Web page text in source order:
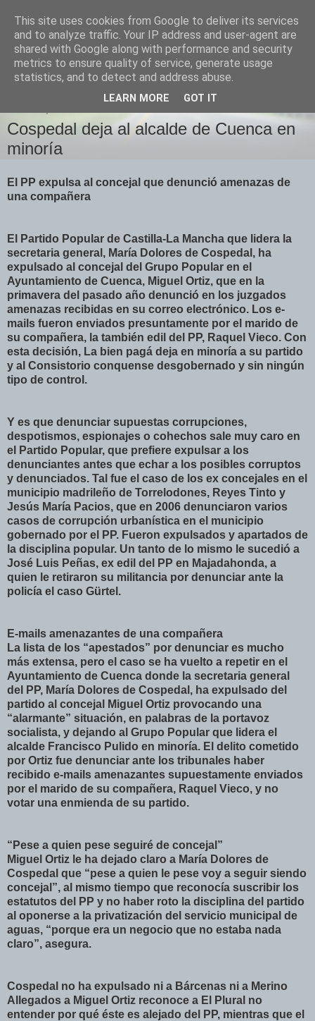
Izquierda Plural
Desde Cuenca para el mundo
Cospedal deja al alcalde de Cuenca en
minoría
El PP expulsa al concejal que denunció amenazas de
una compañera
El Partido Popular de Castilla-La Mancha que lidera la
secretaria general, María Dolores de Cospedal, ha
expulsado al concejal del Grupo Popular en el
Ayuntamiento de Cuenca, Miguel Ortiz, que en la
primavera del pasado año denunció en los juzgados
amenazas recibidas en su correo electrónico. Los e-
mails fueron enviados presuntamente por el marido de
su compañera, la también edil del PP, Raquel Vieco. Con
esta decisión, La bien pagá deja en minoría a su partido
y al Consistorio conquense desgobernado y sin ningún
tipo de control.
Y es que denunciar supuestas corrupciones,
despotismos, espionajes o cohechos sale muy caro en
el Partido Popular, que prefiere expulsar a los
denunciantes antes que echar a los posibles corruptos
y denunciados. Tal fue el caso de los ex concejales en el
municipio madrileño de Torrelodones, Reyes Tinto y
Jesús María Pacios, que en 2006 denunciaron varios
casos de corrupción urbanística en el municipio
gobernado por el PP. Fueron expulsados y apartados de
la disciplina popular. Un tanto de lo mismo le sucedió a
José Luis Peñas, ex edil del PP en Majadahonda, a
quien le retiraron su militancia por denunciar ante la
policía el caso Gürtel.
E-mails amenazantes de una compañera
La lista de los “apestados” por denunciar es mucho
más extensa, pero el caso se ha vuelto a repetir en el
Ayuntamiento de Cuenca donde la secretaria general
del PP, María Dolores de Cospedal, ha expulsado del
partido al concejal Miguel Ortiz provocando una
“alarmante” situación, en palabras de la portavoz
socialista, y dejando al Grupo Popular que lidera el
alcalde Francisco Pulido en minoría. El delito cometido
por Ortiz fue denunciar ante los tribunales haber
recibido e-mails amenazantes supuestamente enviados
por el marido de su compañera, Raquel Vieco, y no
votar una enmienda de su partido.
“Pese a quien pese seguiré de concejal”
Miguel Ortiz le ha dejado claro a María Dolores de
Cospedal que “pese a quien le pese voy a seguir siendo
concejal”, al mismo tiempo que reconocía suscribir los
estatutos del PP y no haber roto la disciplina del partido
al oponerse a la privatización del servicio municipal de
aguas, “porque era un negocio que no estaba nada
claro”, asegura.
Cospedal no ha expulsado ni a Bárcenas ni a Merino
Allegados a Miguel Ortiz reconoce a El Plural no
entender por qué éste es alejado del PP, mientras que el
This site uses cookies from Google to deliver its services
and to analyze traffic. Your IP address and user-agent are
shared with Google along with performance and security
metrics to ensure quality of service, generate usage
statistics, and to detect and address abuse.
LEARN MORE GOT IT